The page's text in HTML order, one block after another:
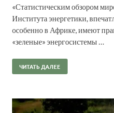
«Статистическим обзором
Института энергетики,
особенно в Африке, имеют
«зеленые» энергосистемы …
ЧИТАТЬ ДАЛЕЕ